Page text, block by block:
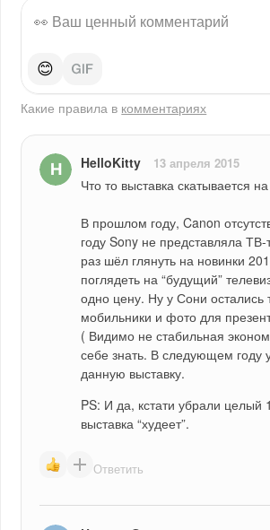
😊
Какие правила в комментариях
HelloKitty 13 апреля 2015
Что то выставка скатывается
В прошлом году, Canon
году Sony не представляла ТВ-
раз шёл глянуть на новинки
поглядеть на “будущий”
одно цену. Ну у Сони остались
мобильники и фото для
( Видимо не стабильная
себе знать. В следующем году
данную выставку.
PS: И да, кстати убрали целый
выставка “худеет”.
Ответить